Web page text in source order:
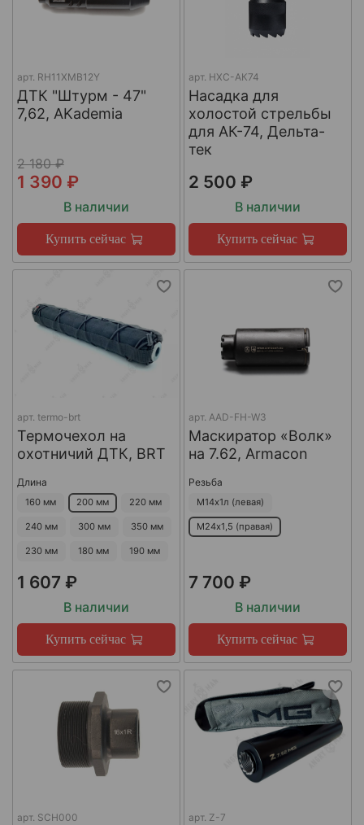
арт. RH11XMB12Y
ДТК "Штурм - 47"
7,62, AKademia
2 180 ₽
1 390 ₽
В наличии
Купить сейчас
арт. НХС-АК74
Насадка для
холостой стрельбы
для АК-74, Дельта-
тек
2 500 ₽
В наличии
Купить сейчас
арт. termo-brt
Термочехол на
охотничий ДТК, BRT
Длина
160 мм 200 мм 220 мм
240 мм 300 мм 350 мм
230 мм 180 мм 190 мм
1 607 ₽
В наличии
Купить сейчас
арт. AAD-FH-W3
Маскиратор «Волк»
на 7.62, Armacon
Резьба
М14х1л (левая)
М24х1,5 (правая)
7 700 ₽
В наличии
Купить сейчас
арт. SCH000 арт. Z-7